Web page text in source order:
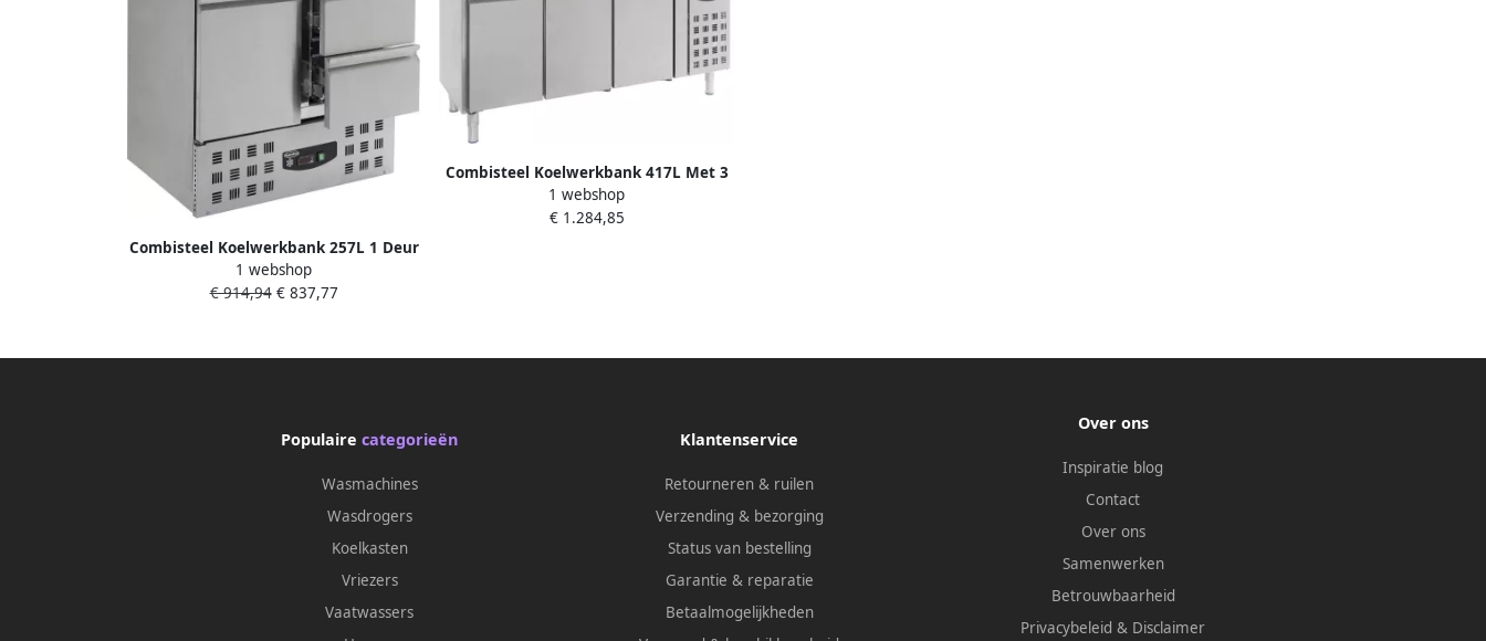
Combisteel Koelwerkbank 257L 1 Deur
1 1 GN + 2 Laden +2°C +8°C Statisch +
Ventilator 900x700x875mm
1 webshop
€ 914,94€ 837,77
Combisteel Koelwerkbank 417L Met 3
Deuren (1 1 GN) En Achterrand
1795x700x850 950mm
1 webshop
€ 1.284,85
Populaire categorieën
Wasmachines
Wasdrogers
Koelkasten
Vriezers
Vaatwassers
Klantenservice
Retourneren & ruilen
Verzending & bezorging
Status van bestelling
Garantie & reparatie
Betaalmogelijkheden
Over ons
Inspiratie blog
Contact
Over ons
Samenwerken
Betrouwbaarheid
Privacybeleid & Disclaimer